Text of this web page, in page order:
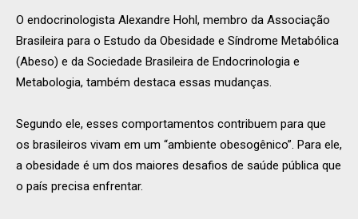
O endocrinologista Alexandre Hohl, membro da Associação
Brasileira para o Estudo da Obesidade e Síndrome Metabólica
(Abeso) e da Sociedade Brasileira de Endocrinologia e
Metabologia, também destaca essas mudanças.
Segundo ele, esses comportamentos contribuem para que
os brasileiros vivam em um “ambiente obesogênico”. Para ele,
a obesidade é um dos maiores desafios de saúde pública que
o país precisa enfrentar.